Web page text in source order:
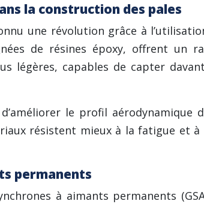
la construction des pales
une révolution grâce à
de résines époxy, offrent un
légères, capables de capter
le profil
résistent mieux à la fatigue et
permanents
à aimants permanents